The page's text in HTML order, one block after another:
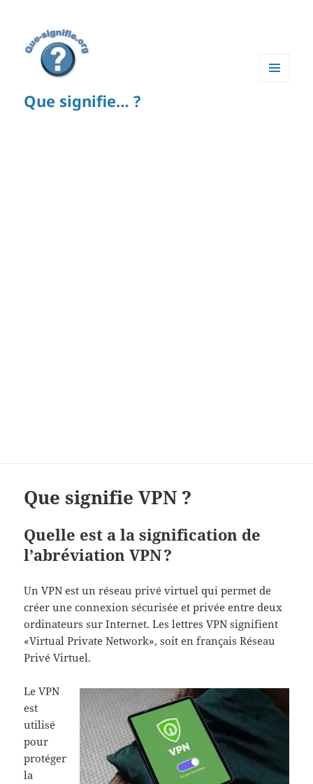
Que signifie… ?
Que signifie VPN ?
Quelle est a la signification de
l’abréviation VPN ?
Un VPN est un réseau privé virtuel qui permet de
créer une connexion sécurisée et privée entre deux
ordinateurs sur Internet. Les lettres VPN signifient
«Virtual Private Network», soit en français Réseau
Privé Virtuel.
Le VPN
est
utilisé
pour
protéger
la